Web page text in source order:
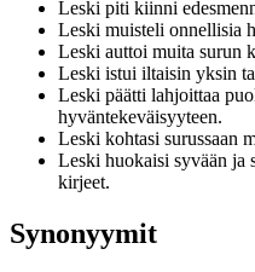
Leski piti kiinni
Leski muisteli onnellisia
Leski auttoi muita surun
Leski istui iltaisin yksin
Leski päätti lahjoittaa
hyväntekeväisyyteen.
Leski kohtasi surussaan
Leski huokaisi syvään ja
kirjeet.
Synonyymit